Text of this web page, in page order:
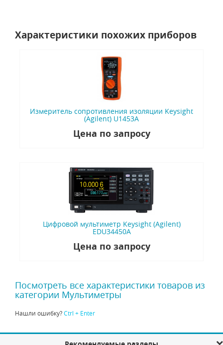
Характеристики похожих приборов
Измеритель сопротивления изоляции Keysight
(Agilent) U1453A
Цена по запросу
Цифровой мультиметр Keysight (Agilent)
EDU34450A
Цена по запросу
Посмотреть все характеристики товаров из
категории Мультиметры
Нашли ошибку?Ctrl + Enter